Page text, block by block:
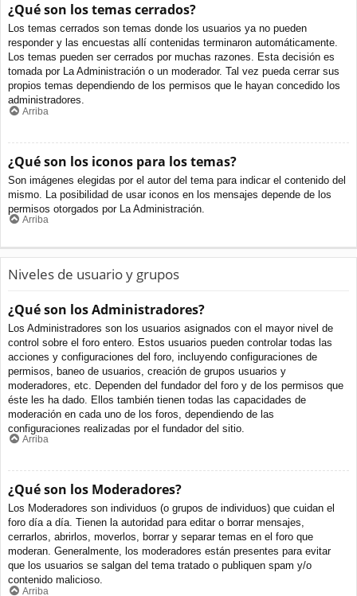
¿Qué son los temas cerrados?
Los temas cerrados son temas donde los usuarios ya no pueden
responder y las encuestas allí contenidas terminaron automáticamente.
Los temas pueden ser cerrados por muchas razones. Esta decisión es
tomada por La Administración o un moderador. Tal vez pueda cerrar sus
propios temas dependiendo de los permisos que le hayan concedido los
administradores.
Arriba
¿Qué son los iconos para los temas?
Son imágenes elegidas por el autor del tema para indicar el contenido del
mismo. La posibilidad de usar iconos en los mensajes depende de los
permisos otorgados por La Administración.
Arriba
Niveles de usuario y grupos
¿Qué son los Administradores?
Los Administradores son los usuarios asignados con el mayor nivel de
control sobre el foro entero. Estos usuarios pueden controlar todas las
acciones y configuraciones del foro, incluyendo configuraciones de
permisos, baneo de usuarios, creación de grupos usuarios y
moderadores, etc. Dependen del fundador del foro y de los permisos que
éste les ha dado. Ellos también tienen todas las capacidades de
moderación en cada uno de los foros, dependiendo de las
configuraciones realizadas por el fundador del sitio.
Arriba
¿Qué son los Moderadores?
Los Moderadores son individuos (o grupos de individuos) que cuidan el
foro día a día. Tienen la autoridad para editar o borrar mensajes,
cerrarlos, abrirlos, moverlos, borrar y separar temas en el foro que
moderan. Generalmente, los moderadores están presentes para evitar
que los usuarios se salgan del tema tratado o publiquen spam y/o
contenido malicioso.
Arriba